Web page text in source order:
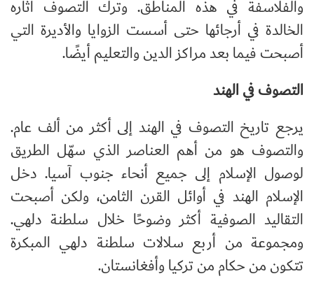
والفلاسفة في هذه المناطق. وترك التصوف آثاره
الخالدة في أرجائها حتى أسست الزوايا والأديرة التي
أصبحت فيما بعد مراكز الدين والتعليم أيضًا.
التصوف في الهند
يرجع تاريخ التصوف في الهند إلى أكثر من ألف عام.
والتصوف هو من أهم العناصر الذي سهّل الطريق
لوصول الإسلام إلى جميع أنحاء جنوب آسيا. دخل
الإسلام الهند في أوائل القرن الثامن، ولكن أصبحت
التقاليد الصوفية أكثر وضوحًا خلال سلطنة دلهي.
ومجموعة من أربع سلالات سلطنة دلهي المبكرة
تتكون من حكام من تركيا وأفغانستان.